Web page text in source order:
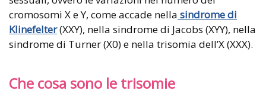
cromosomi X e Y, come accade nella sindrome di
Klinefelter(XXY), nella sindrome di Jacobs (XYY), nella
sindrome di Turner (X0) e nella trisomia dell’X (XXX).
Che cosa sono le trisomie